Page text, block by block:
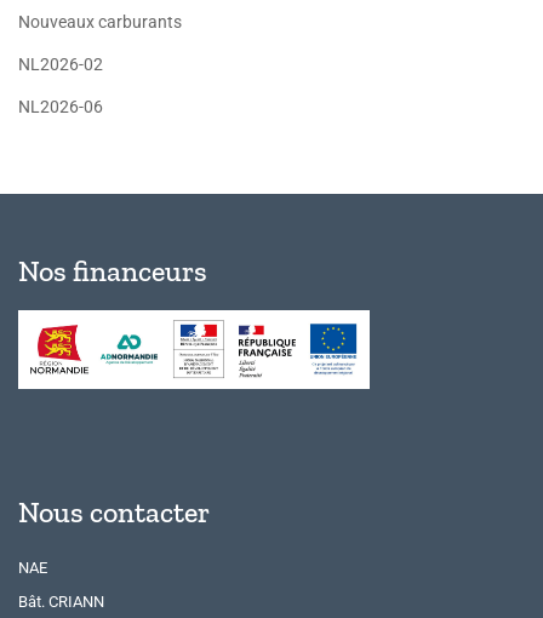
Nouveaux carburants
NL2026-02
NL2026-06
Nos financeurs
Nous contacter
NAE
Bât. CRIANN